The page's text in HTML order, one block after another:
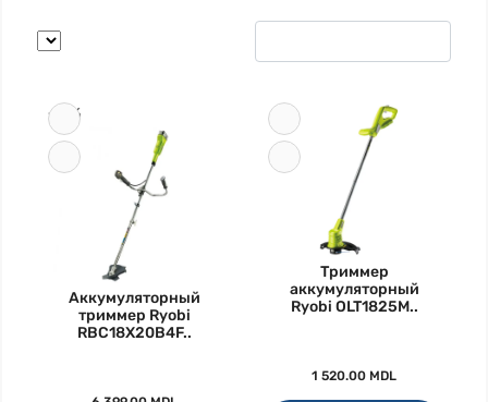
-15%
Аккумуляторный
триммер Ryobi
RBC18X20B4F..
Триммер
аккумуляторный
Ryobi OLT1825M..
1 520.00 MDL